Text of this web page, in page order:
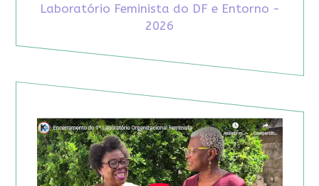
Laboratório Feminista do DF e Entorno -
2026